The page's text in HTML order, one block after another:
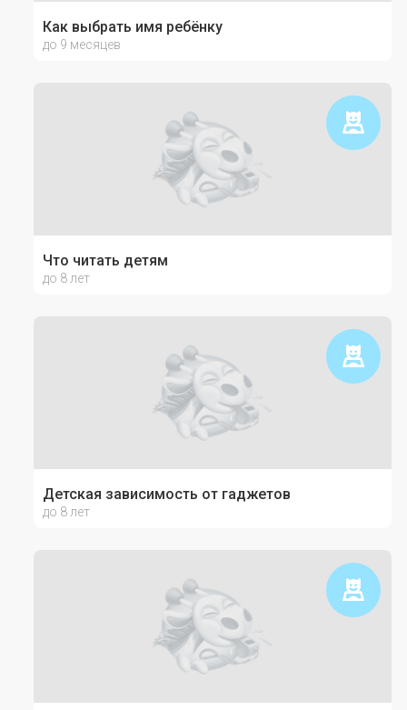
Как выбрать имя ребёнку
до 9 месяцев
Что читать детям
до 8 лет
Детская зависимость от гаджетов
до 8 лет